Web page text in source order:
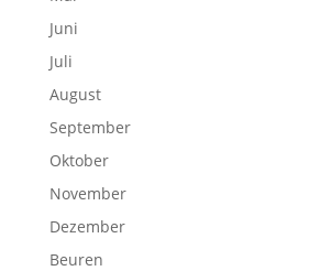
Juni
Juli
August
September
Oktober
November
Dezember
Beuren